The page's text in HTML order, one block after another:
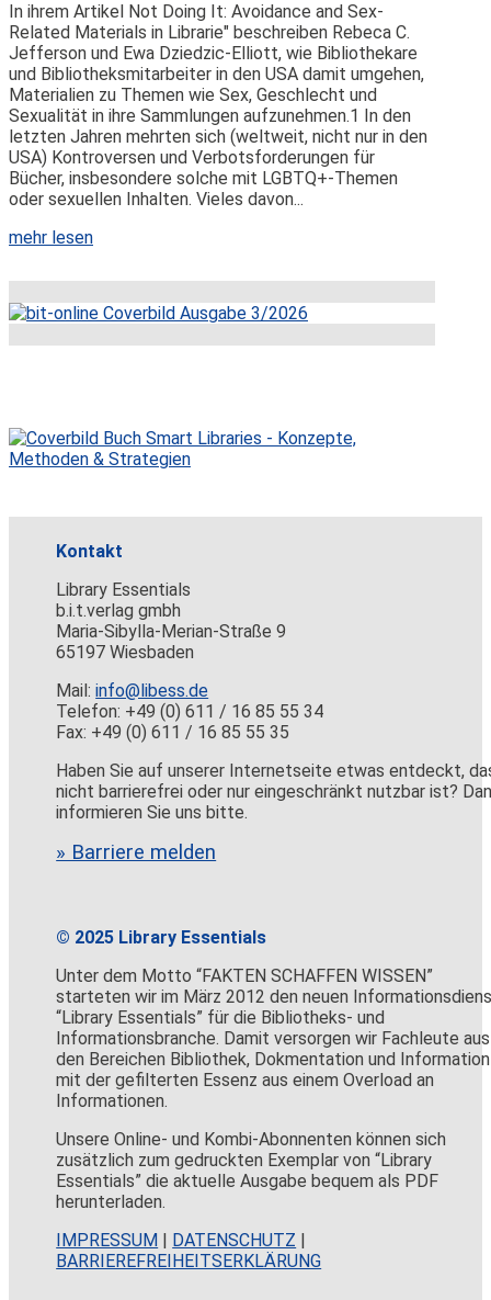
In ihrem Artikel Not Doing It: Avoidance and Sex-
Related Materials in Librarie" beschreiben Rebeca C.
Jefferson und Ewa Dziedzic-Elliott, wie Bibliothekare
und Bibliotheksmitarbeiter in den USA damit umgehen,
Materialien zu Themen wie Sex, Geschlecht und
Sexualität in ihre Sammlungen aufzunehmen.1 In den
letzten Jahren mehrten sich (weltweit, nicht nur in den
USA) Kontroversen und Verbotsforderungen für
Bücher, insbesondere solche mit LGBTQ+-Themen
oder sexuellen Inhalten. Vieles davon...
mehr lesen
Kontakt
Library Essentials
b.i.t.verlag gmbh
Maria-Sibylla-Merian-Straße 9
65197 Wiesbaden
Mail:info@libess.de
Telefon: +49 (0) 611 / 16 85 55 34
Fax: +49 (0) 611 / 16 85 55 35
Haben Sie auf unserer Internetseite etwas entdeckt,
nicht barrierefrei oder nur eingeschränkt nutzbar ist?
informieren Sie uns bitte.
» Barriere melden
© 2025 Library Essentials
Unter dem Motto “FAKTEN SCHAFFEN WISSEN”
starteten wir im März 2012 den neuen
“Library Essentials” für die Bibliotheks- und
Informationsbranche. Damit versorgen wir Fachleute aus
den Bereichen Bibliothek, Dokmentation und Information
mit der gefilterten Essenz aus einem Overload an
Informationen.
Unsere Online- und Kombi-Abonnenten können sich
zusätzlich zum gedruckten Exemplar von “Library
Essentials” die aktuelle Ausgabe bequem als PDF
herunterladen.
IMPRESSUM | DATENSCHUTZ |
BARRIEREFREIHEITSERKLÄRUNG